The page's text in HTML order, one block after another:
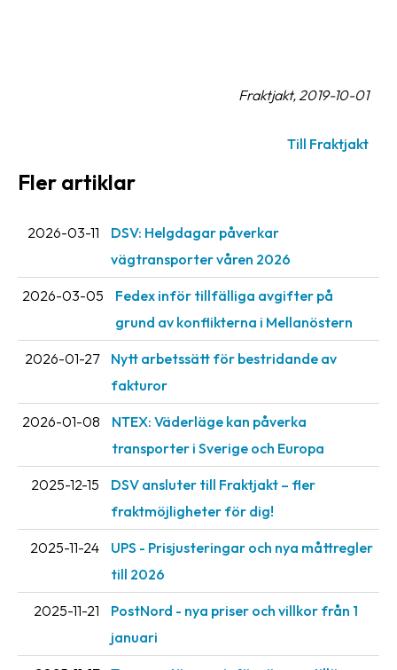
Fraktjakt, 2019-10-01
Till Fraktjakt
Fler artiklar
2026-03-11
DSV: Helgdagar påverkar
vägtransporter våren 2026
2026-03-05
Fedex inför tillfälliga avgifter på
grund av konflikterna i Mellanöstern
2026-01-27
Nytt arbetssätt för bestridande av
fakturor
2026-01-08
NTEX: Väderläge kan påverka
transporter i Sverige och Europa
2025-12-15
DSV ansluter till Fraktjakt – fler
fraktmöjligheter för dig!
2025-11-24
UPS - Prisjusteringar och nya måttregler
till 2026
2025-11-21
PostNord - nya priser och villkor från 1
januari